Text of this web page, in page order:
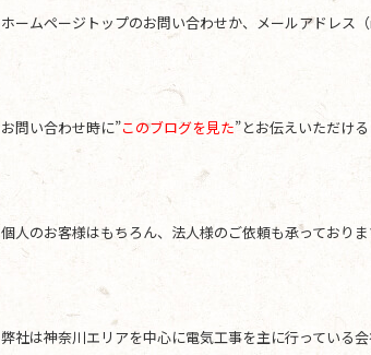
ホームページトップのお問い合わせか、メールアドレ
お問い合わせ時に”このブログを見た”とお伝えいただけ
個人のお客様はもちろん、法人様のご依頼も承っており
弊社は神奈川エリアを中心に電気工事を主に行っている